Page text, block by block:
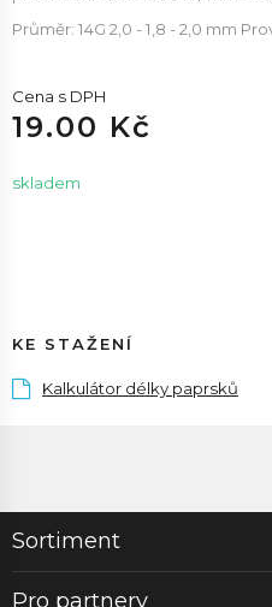
Průměr: 14G 2,0 - 1,8 - 2,0 mm
Cena s DPH
19.00 Kč
skladem
KE STAŽENÍ
Kalkulátor délky paprsků
Sortiment
Pro partnery